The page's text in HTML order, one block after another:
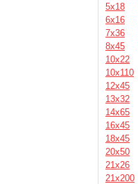
5х18
6х16
7х36
8х45
10х22
10х110
12х45
13х32
14х65
16х45
18х45
20х50
21х26
21х200